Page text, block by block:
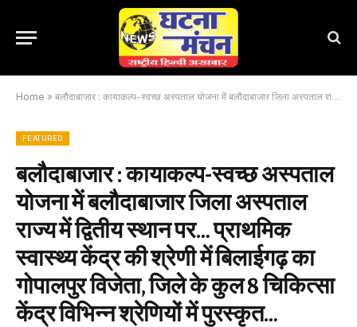
Home » बलौदाबाजार : कायाकल्प-स्वच्छ अस्पताल योजना में बलौदाबाजार जिला अस्पताल राज्य में द्वितीय स्थान पर… प्राथमिक स्वास्थ्य केंद्र की श्रेणी में बिलाईगढ़ का गोपालपुर विजेता, जिले के कुल 8 चिकित्सा केंद्र विभिन्न श्रेणियों में पुरस्कृत…
FEATURED
बलौदाबाजार : कायाकल्प-स्वच्छ अस्पताल
योजना में बलौदाबाजार जिला अस्पताल
राज्य में द्वितीय स्थान पर… प्राथमिक
स्वास्थ्य केंद्र की श्रेणी में बिलाईगढ़ का
गोपालपुर विजेता, जिले के कुल 8 चिकित्सा
केंद्र विभिन्न श्रेणियों में पुरस्कृत…